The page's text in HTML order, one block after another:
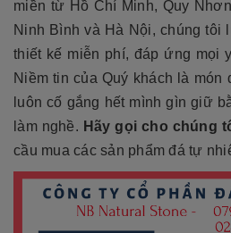
miền từ Hồ Chí Minh, Quy
Ninh Bình và Hà Nội, chúng tôi
thiết kế miễn phí, đáp ứng mọi
Niềm tin của Quý khách là món
luôn cố gắng hết mình gìn giữ
làm nghề. Hãy gọi cho chúng
cầu mua các sản phẩm đá tự